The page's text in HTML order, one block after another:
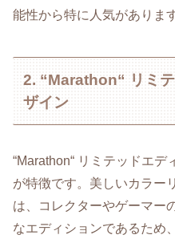
能性から特に人気があります
2. “Marathon“ リミ
ザイン
“Marathon“ リミテッドエ
が特徴です。美しいカラー
は、コレクターやゲーマー
なエディションであるため